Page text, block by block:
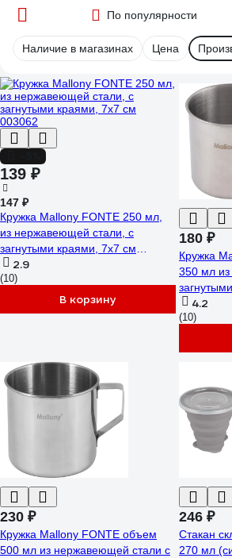
По популярности
Наличие в магазинах Цена
139 ₽
147 ₽
Кружка Mallony FONTE 250 мл,
из нержавеющей стали, с
загнутыми краями, 7х7 см
003062
2.9
(10)
В корзину
180 ₽
Кружка
350 мл
003056
4.2
(10)
230 ₽
Кружка Mallony FONTE объем
500 мл из нержавеющей стали с
246 ₽
Стакан
270 мл